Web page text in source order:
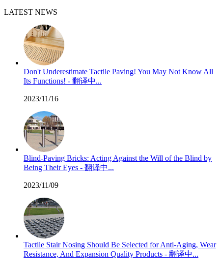
LATEST NEWS
Don't Underestimate Tactile Paving! You May Not Know All
Its Functions! - 翻译中...
2023/11/16
Blind-Paving Bricks: Acting Against the Will of the Blind by
Being Their Eyes - 翻译中...
2023/11/09
Tactile Stair Nosing Should Be Selected for Anti-Aging, Wear
Resistance, And Expansion Quality Products - 翻译中...